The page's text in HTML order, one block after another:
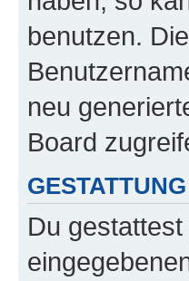
benutzen.
neu
Board
Du